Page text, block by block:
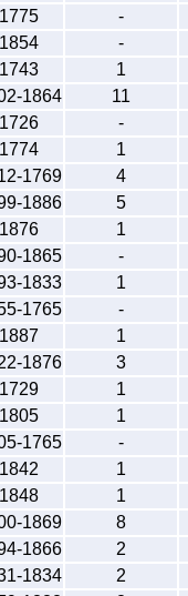
1775 -
1854 -
1743 1
1864 11
1726 -
1774 1
1769 4
1886 5
1876 1
1865 -
1833 1
1765 -
1887 1
1876 3
1729 1
1805 1
1765 -
1842 1
1848 1
1869 8
1866 2
1834 2